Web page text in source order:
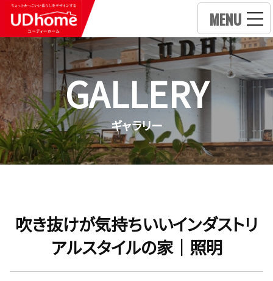
MENU
GALLERY
ギャラリー
吹き抜けが気持ちいいインダストリ
アルスタイルの家｜照明